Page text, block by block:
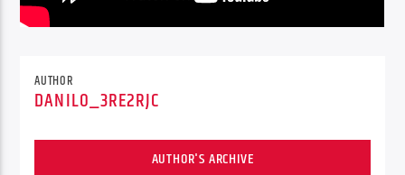
AUTHOR
DANILO_3RE2RJC
AUTHOR'S ARCHIVE